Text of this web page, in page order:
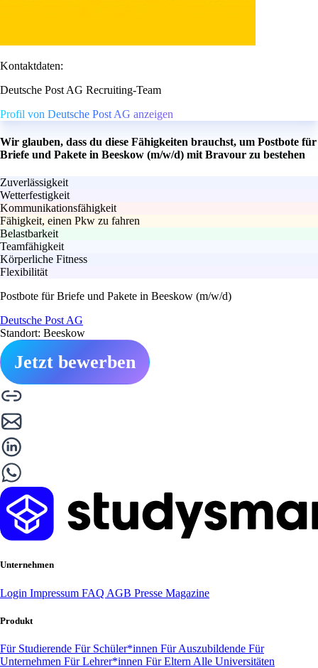
Kontaktdaten:
Deutsche Post AG Recruiting-Team
Profil von Deutsche Post AG anzeigen
Wir glauben, dass du diese Fähigkeiten brauchst, um Postbote für
Briefe und Pakete in Beeskow (m/w/d) mit Bravour zu bestehen
Zuverlässigkeit
Wetterfestigkeit
Kommunikationsfähigkeit
Fähigkeit, einen Pkw zu fahren
Belastbarkeit
Teamfähigkeit
Körperliche Fitness
Flexibilität
Postbote für Briefe und Pakete in Beeskow (m/w/d)
Deutsche Post AG
Standort: Beeskow
Jetzt bewerben
Unternehmen
Login Impressum FAQ AGB Presse Magazine
Produkt
Für Studierende Für Schüler*innen Für Auszubildende Für
Unternehmen Für Lehrer*innen Für Eltern Alle Universitäten